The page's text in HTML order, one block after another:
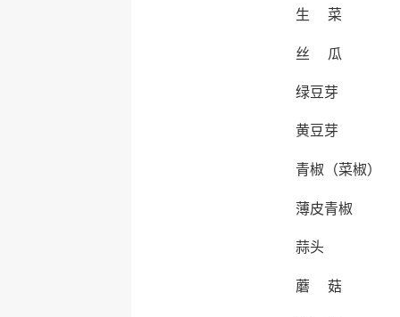
生 菜
丝 瓜
绿豆芽
黄豆芽
青椒（菜椒）
薄皮青椒
蒜头
蘑 菇